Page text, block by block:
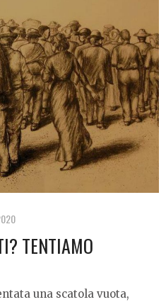
TENTIAMO
una scatola vuota,